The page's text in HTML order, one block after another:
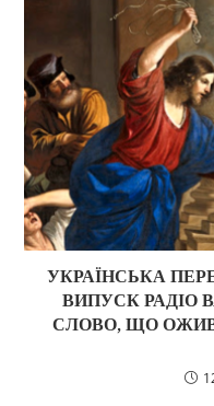
УКРАЇНСЬКА
ВИПУСК РАДІО
СЛОВО, ЩО